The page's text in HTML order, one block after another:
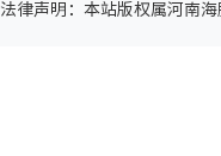
法律声明 ：本站版权属河南